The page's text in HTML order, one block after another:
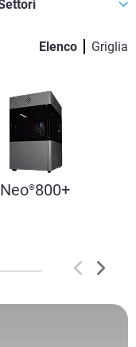
Elenco Griglia
Neo®800+